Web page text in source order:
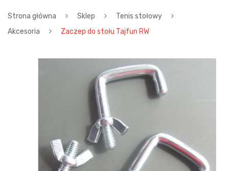
Strona główna Sklep
Tenis stołowy
Akcesoria
Zaczep do stołu Tajfun RW